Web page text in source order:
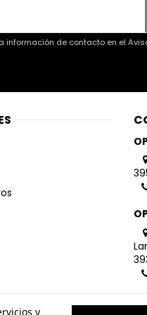
información de contacto en el
y